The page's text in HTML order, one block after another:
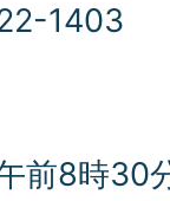
1403
前8時30